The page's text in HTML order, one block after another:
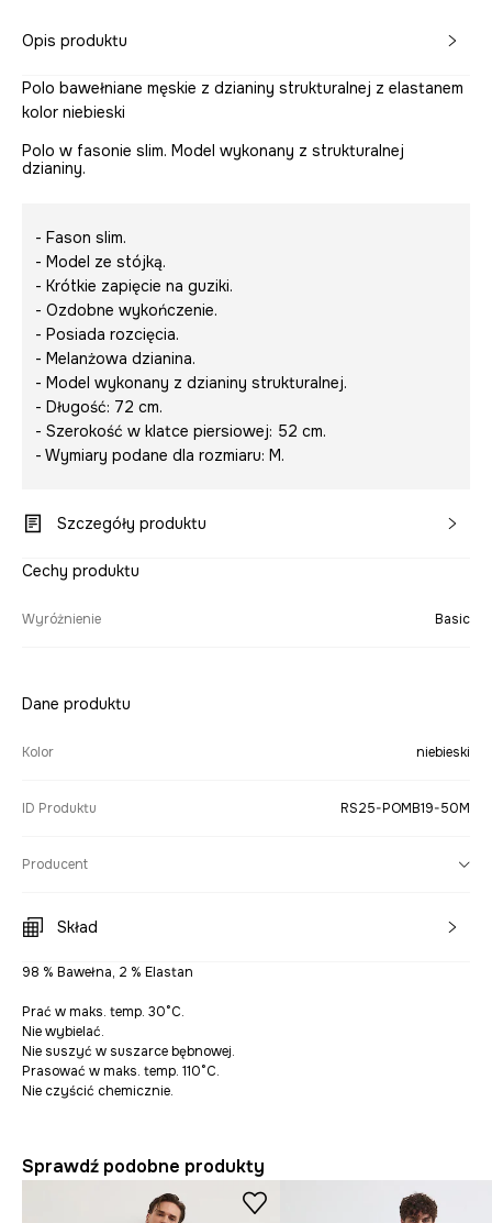
Opis produktu
Polo bawełniane męskie z dzianiny strukturalnej z elastanem
kolor niebieski
Polo w fasonie slim. Model wykonany z strukturalnej
dzianiny.
- Fason slim.
- Model ze stójką.
- Krótkie zapięcie na guziki.
- Ozdobne wykończenie.
- Posiada rozcięcia.
- Melanżowa dzianina.
- Model wykonany z dzianiny strukturalnej.
- Długość: 72 cm.
- Szerokość w klatce piersiowej: 52 cm.
- Wymiary podane dla rozmiaru: M.
Szczegóły produktu
Cechy produktu
Wyróżnienie Basic
Dane produktu
Kolor niebieski
ID Produktu RS25-POMB19-50M
Producent
Skład
98 % Bawełna, 2 % Elastan
Prać w maks. temp. 30°C.
Nie wybielać.
Nie suszyć w suszarce bębnowej.
Prasować w maks. temp. 110°C.
Nie czyścić chemicznie.
Sprawdź podobne produkty